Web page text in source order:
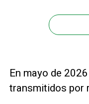
En mayo de
transmitidos por